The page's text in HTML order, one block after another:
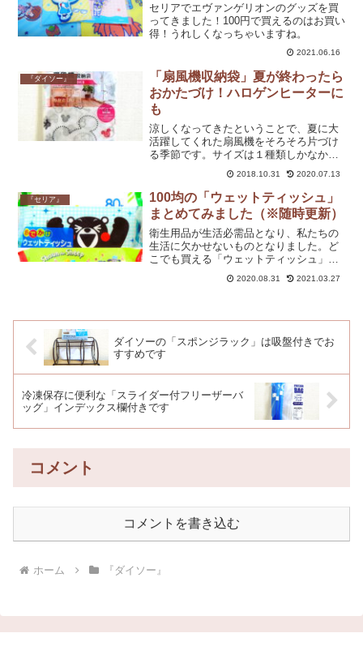
セリアでエヴァンゲリオンのグッズを買
ってきました！100円で買えるのはお買い
得！うれしくなっちゃいますね。
2021.06.16
『ダイソー』
「扇風機収納袋」夏が終わったら
おかたづけ！ハロゲンヒーターに
も
涼しくなってきたということで、夏に大
活躍してくれた扇風機をそろそろ片づけ
る季節です。サイズは１種類しかなかっ
たので扇風機の大きさも確認せずに買っ
たのですが、ちょうどいい感じに収納で
きました。一般的な扇風機であれば対応
できるはずです。
2018.10.31 2020.07.13
『セリア』
100均の「ウェットティッシュ」
まとめてみました（※随時更新）
衛生用品が生活必需品となり、私たちの
生活に欠かせないものとなりました。ど
こでも買える「ウェットティッシュ」で
すが私は100均で買うことがほとんどなの
でまとめてみました。
2020.08.31 2021.03.27
ダイソーの「スポンジラック」は吸盤付きでお
すすめです
冷凍保存に便利な「スライダー付フリーザーバ
ッグ」インデックス欄付きです
コメント
コメントを書き込む
ホーム 『ダイソー』